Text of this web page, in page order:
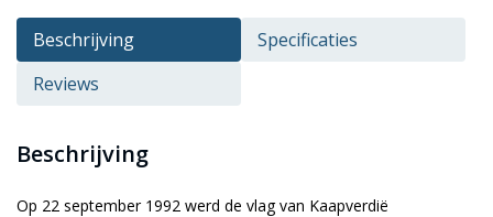
Beschrijving
Specificaties
Reviews
Beschrijving
Op 22 september 1992 werd de vlag van Kaapverdië